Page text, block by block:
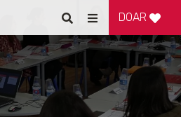
Pesquisar
Alternar
de
navegação
DOAR